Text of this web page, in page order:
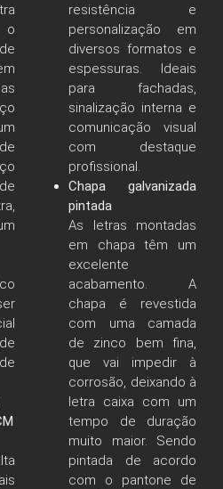
o
resistência e
personalização em
diversos formatos e
espessuras. Ideais
para fachadas,
sinalização interna e
comunicação visual
com destaque
profissional.
Chapa galvanizada
pintada
As letras montadas
em chapa têm um
excelente
acabamento. A
chapa é revestida
com uma camada
de zinco bem fina,
que vai impedir à
corrosão, deixando à
letra caixa com um
tempo de duração
muito maior. Sendo
pintada de acordo
com o pantone de